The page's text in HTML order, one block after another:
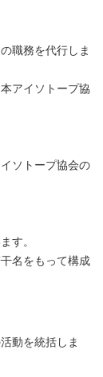
職務を代行しま
アイソトープ協
ソトープ協会の
す。
名をもって構成
動を統括しま